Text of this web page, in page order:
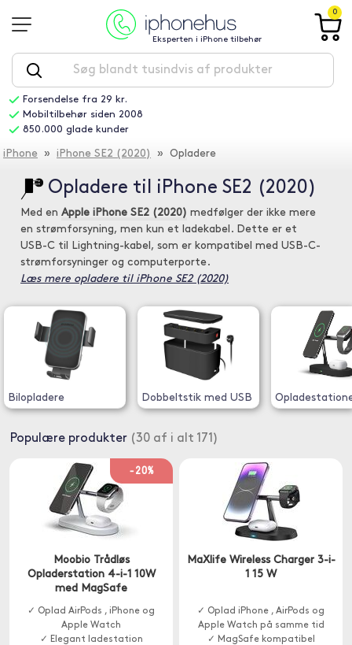
Eksperten i iPhone tilbehør
0
Forsendelse fra 29 kr.
Mobiltilbehør siden 2008
850.000 glade kunder
iPhone » iPhone SE2 (2020) » Opladere
Opladere til iPhone SE2 (2020)
Med en Apple iPhone SE2 (2020) medfølger der ikke mere
en strømforsyning, men kun et ladekabel. Dette er et
USB-C til Lightning-kabel, som er kompatibel med USB-C-
strømforsyninger og computerporte.
Læs mere opladere til iPhone SE2 (2020)
Bilopladere Dobbeltstik med USB
Populære produkter (30 af i alt 171)
-20%
Moobio Trådløs
Opladerstation 4-i-1 10W
med MagSafe
✓ Oplad AirPods , iPhone og
Apple Watch
✓ Elegant ladestation
MaXlife Wireless Charger 3-i-
1 15 W
✓ Oplad iPhone , AirPods og
Apple Watch på samme tid
✓ MagSafe kompatibel